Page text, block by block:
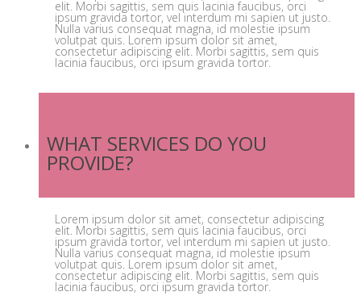
elit. Morbi sagittis, sem quis lacinia faucibus, orci
ipsum gravida tortor, vel interdum mi sapien ut justo.
Nulla varius consequat magna, id molestie ipsum
volutpat quis. Lorem ipsum dolor sit amet,
consectetur adipiscing elit. Morbi sagittis, sem quis
lacinia faucibus, orci ipsum gravida tortor.
WHAT SERVICES DO YOU
PROVIDE?
Lorem ipsum dolor sit amet, consectetur adipiscing
elit. Morbi sagittis, sem quis lacinia faucibus, orci
ipsum gravida tortor, vel interdum mi sapien ut justo.
Nulla varius consequat magna, id molestie ipsum
volutpat quis. Lorem ipsum dolor sit amet,
consectetur adipiscing elit. Morbi sagittis, sem quis
lacinia faucibus, orci ipsum gravida tortor.